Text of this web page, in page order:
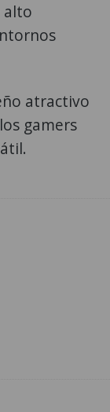
alto
atractivo
gamers